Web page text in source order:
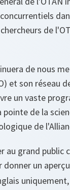
de
de nous
et son réseau
un vaste
de la
de
au grand public
donner un